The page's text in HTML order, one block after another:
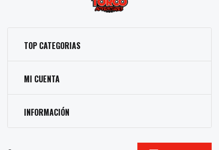
TOP CATEGORIAS
MI CUENTA
INFORMACIÓN